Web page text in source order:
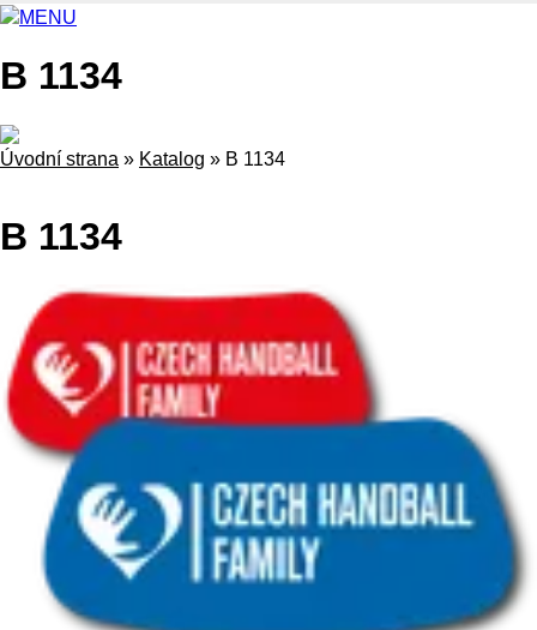
MENU
B 1134
Úvodní strana » Katalog » B 1134
B 1134